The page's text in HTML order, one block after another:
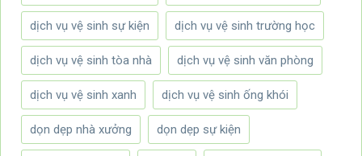
dịch vụ vệ sinh sự kiện dịch vụ vệ sinh trường học
dịch vụ vệ sinh tòa nhà dịch vụ vệ sinh văn phòng
dịch vụ vệ sinh xanh dịch vụ vệ sinh ống khói
dọn dẹp nhà xưởng dọn dẹp sự kiện